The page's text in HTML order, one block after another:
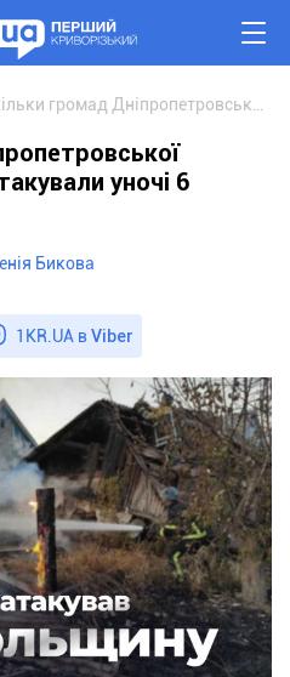
уночі 6
Бикова
1KR.UA вViber